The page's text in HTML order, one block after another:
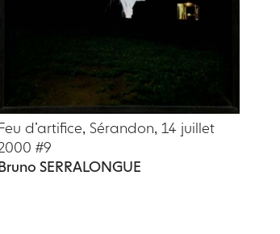
d’artifice, Sérandon, 14 juillet
#9
SERRALONGUE